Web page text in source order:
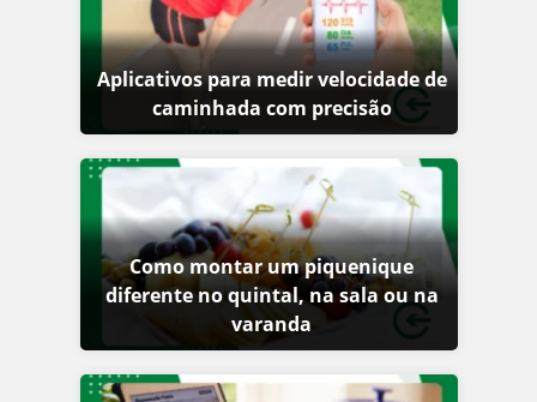
Aplicativos para medir velocidade de
caminhada com precisão
Como montar um piquenique
diferente no quintal, na sala ou na
varanda